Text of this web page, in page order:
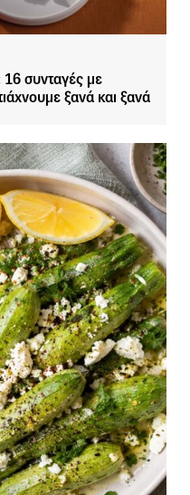
16 συνταγές με
ξανά και ξανά